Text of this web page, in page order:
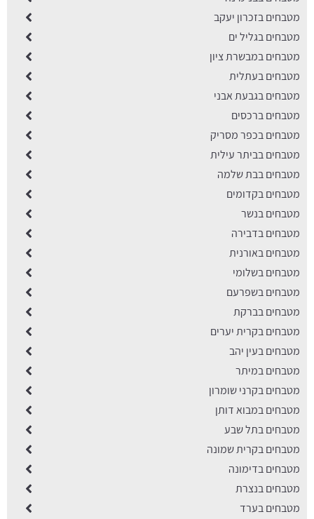
מטבחים בזכרון יעקב
מטבחים בגליל ים
מטבחים במבשרת ציון
מטבחים בעתלית
מטבחים בגבעת אבני
מטבחים ברכסים
מטבחים בכפר מסריק
מטבחים בביתר עילית
מטבחים בבת שלמה
מטבחים בקדומים
מטבחים בנשר
מטבחים בדבירה
מטבחים באורנית
מטבחים בשלומי
מטבחים בשפרעם
מטבחים בברקת
מטבחים בקרית יערים
מטבחים בעין יהב
מטבחים במיתר
מטבחים בקרני שומרון
מטבחים במבוא דותן
מטבחים בתל שבע
מטבחים בקרית שמונה
מטבחים בדימונה
מטבחים בנצרת
מטבחים בערד